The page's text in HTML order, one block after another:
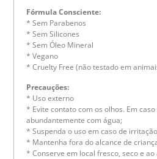
Fórmula Consciente:
* Sem Parabenos
* Sem Silicones
* Sem Óleo Mineral
* Vegano
* Cruelty Free (não testado em
Precauções:
* Uso externo
* Evite contato com os olhos. Em
abundantemente com água;
* Suspenda o uso em caso de
* Mantenha fora do alcance de
* Conserve em local fresco, seco e ao